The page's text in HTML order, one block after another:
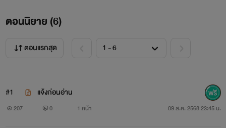
ตอนนิยาย (6)
ตอนแรกสุด
#1 แจ้งก่อนอ่าน
207 0 1 หน้า 09 ส.ค. 2568 23:45 น.